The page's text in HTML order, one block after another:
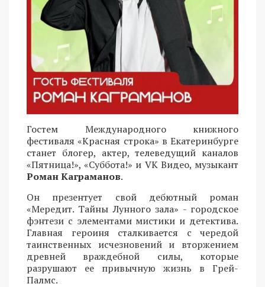
Гостем Международного книжного
фестиваля «Красная строка» в Екатеринбурге
станет блогер, актер, телеведущий каналов
«Пятница!», «Суббота!» и VK Видео, музыкант
Роман Каграманов.
Он презентует свой дебютный роман
«Мередит. Тайны Лунного зала» - городское
фэнтези с элементами мистики и детектива.
Главная героиня сталкивается с чередой
таинственных исчезновений и вторжением
древней враждебной силы, которые
разрушают ее привычную жизнь в Грей-
Палмс.